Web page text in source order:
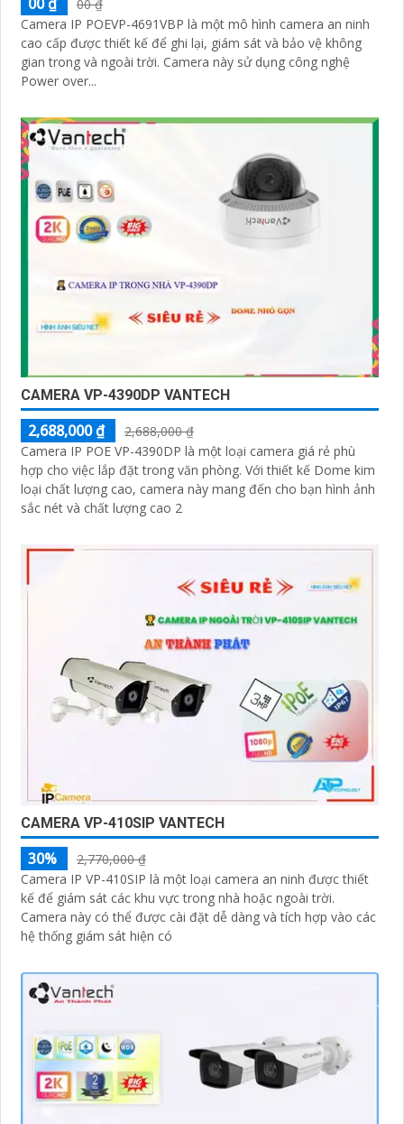
00 ₫
Camera IP POEVP-4691VBP là một mô hình camera an ninh
cao cấp được thiết kế để ghi lại, giám sát và bảo vệ không
gian trong và ngoài trời. Camera này sử dụng công nghệ
Power over...
CAMERA VP-4390DP VANTECH
2,688,000 ₫
2,688,000 ₫
Camera IP POE VP-4390DP là một loại camera giá rẻ phù
hợp cho việc lắp đặt trong văn phòng. Với thiết kế Dome kim
loại chất lượng cao, camera này mang đến cho bạn hình ảnh
sắc nét và chất lượng cao 2
CAMERA VP-410SIP VANTECH
30%
2,770,000 ₫
Camera IP VP-410SIP là một loại camera an ninh được thiết
kế để giám sát các khu vực trong nhà hoặc ngoài trời.
Camera này có thể được cài đặt dễ dàng và tích hợp vào các
hệ thống giám sát hiện có